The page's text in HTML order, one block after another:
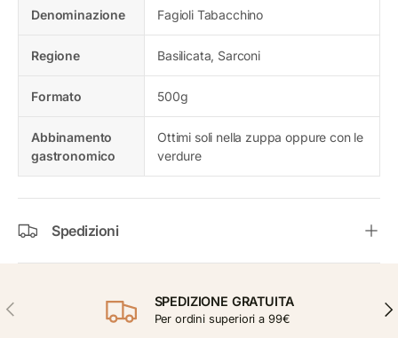
Denominazione Fagioli Tabacchino
Regione Basilicata, Sarconi
Formato 500g
Abbinamento
gastronomico
Ottimi soli nella zuppa oppure con le
verdure
Spedizioni
INDIETRO SPEDIZIONE GRATUITA
Per ordini superiori a 99€